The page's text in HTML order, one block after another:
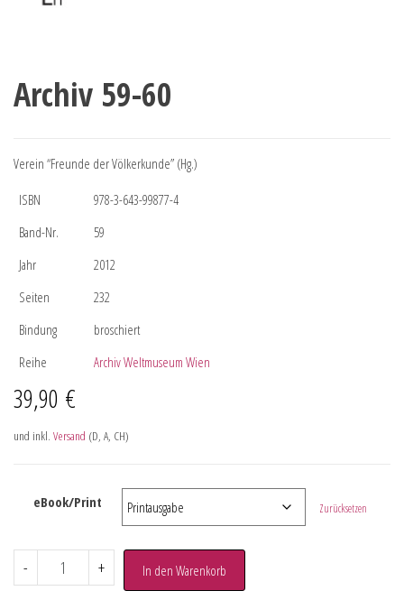
Archiv 59-60
Verein “Freunde der Völkerkunde” (Hg.)
ISBN
978-3-643-99877-4
Band-Nr.
59
Jahr
2012
Seiten
232
Bindung
broschiert
Reihe
Archiv Weltmuseum Wien
39,90 €
und inkl. Versand (D, A, CH)
eBook/Print Zurücksetzen
- + In den Warenkorb